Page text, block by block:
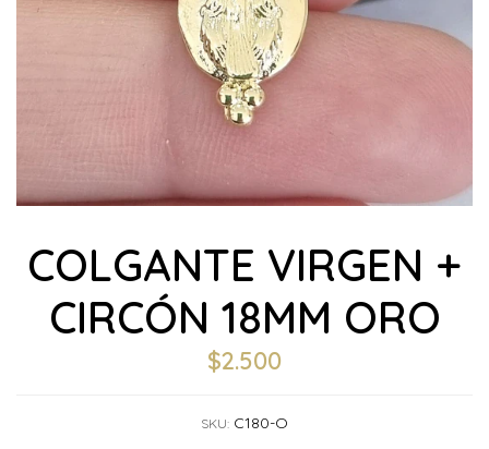
COLGANTE VIRGEN +
CIRCÓN 18MM ORO
$2.500
SKU: C180-O